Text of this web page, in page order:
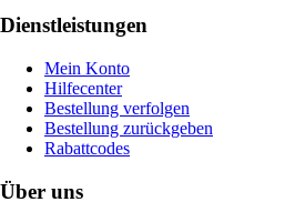
Dienstleistungen
Mein Konto
Hilfecenter
Bestellung verfolgen
Bestellung zurückgeben
Rabattcodes
Über uns